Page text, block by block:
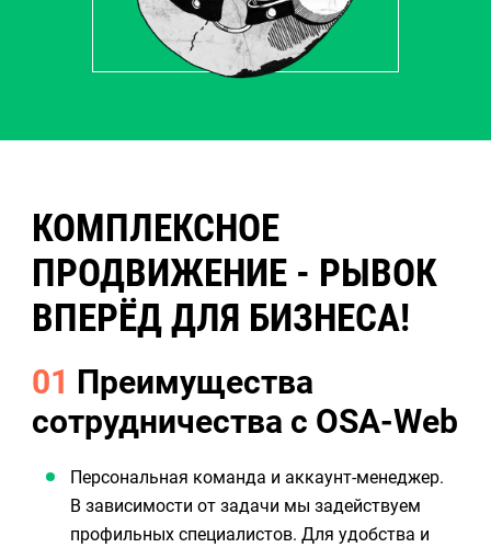
КОМПЛЕКСНОЕ
ПРОДВИЖЕНИЕ - РЫВОК
ВПЕРЁД ДЛЯ БИЗНЕСА!
01 Преимущества
сотрудничества с OSA-Web
Персональная команда и аккаунт-менеджер.
В зависимости от задачи мы задействуем
профильных специалистов. Для удобства и